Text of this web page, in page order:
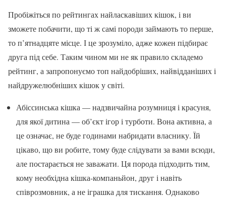
Пробіжіться по рейтингах найласкавіших кішок, і ви
зможете побачити, що ті ж самі породи займають то перше,
то п’ятнадцяте місце. І це зрозуміло, адже кожен підбирає
друга під себе. Таким чином ми не як правило складемо
рейтинг, а запропонуємо топ найдобріших, найвідданіших і
найдружелюбніших кішок у світі.
Абіссинська кішка — надзвичайна розумниця і красуня,
для якої дитина — об’єкт ігор і турботи. Вона активна, а
це означає, не буде годинами набридати власнику. Їй
цікаво, що ви робите, тому буде слідувати за вами всюди,
але постарається не заважати. Ця порода підходить тим,
кому необхідна кішка-компаньйон, друг і навіть
співрозмовник, а не іграшка для тискання. Однаково